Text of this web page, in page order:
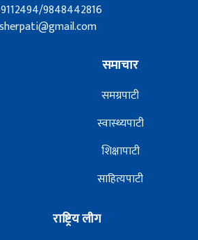
9848442816
समाचार
समग्रपाटी
स्वास्थ्यपाटी
शिक्षापाटी
साहित्यपाटी
राष्ट्रिय लीग